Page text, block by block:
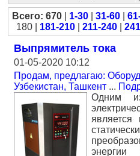
Всего: 670| 1-30| 31-60|
180 | 181-210 211-240
Выпрямитель тока
01-05-2020 10:12
Продам, предлагаю:
Узбекистан, Ташкент ...
Одним